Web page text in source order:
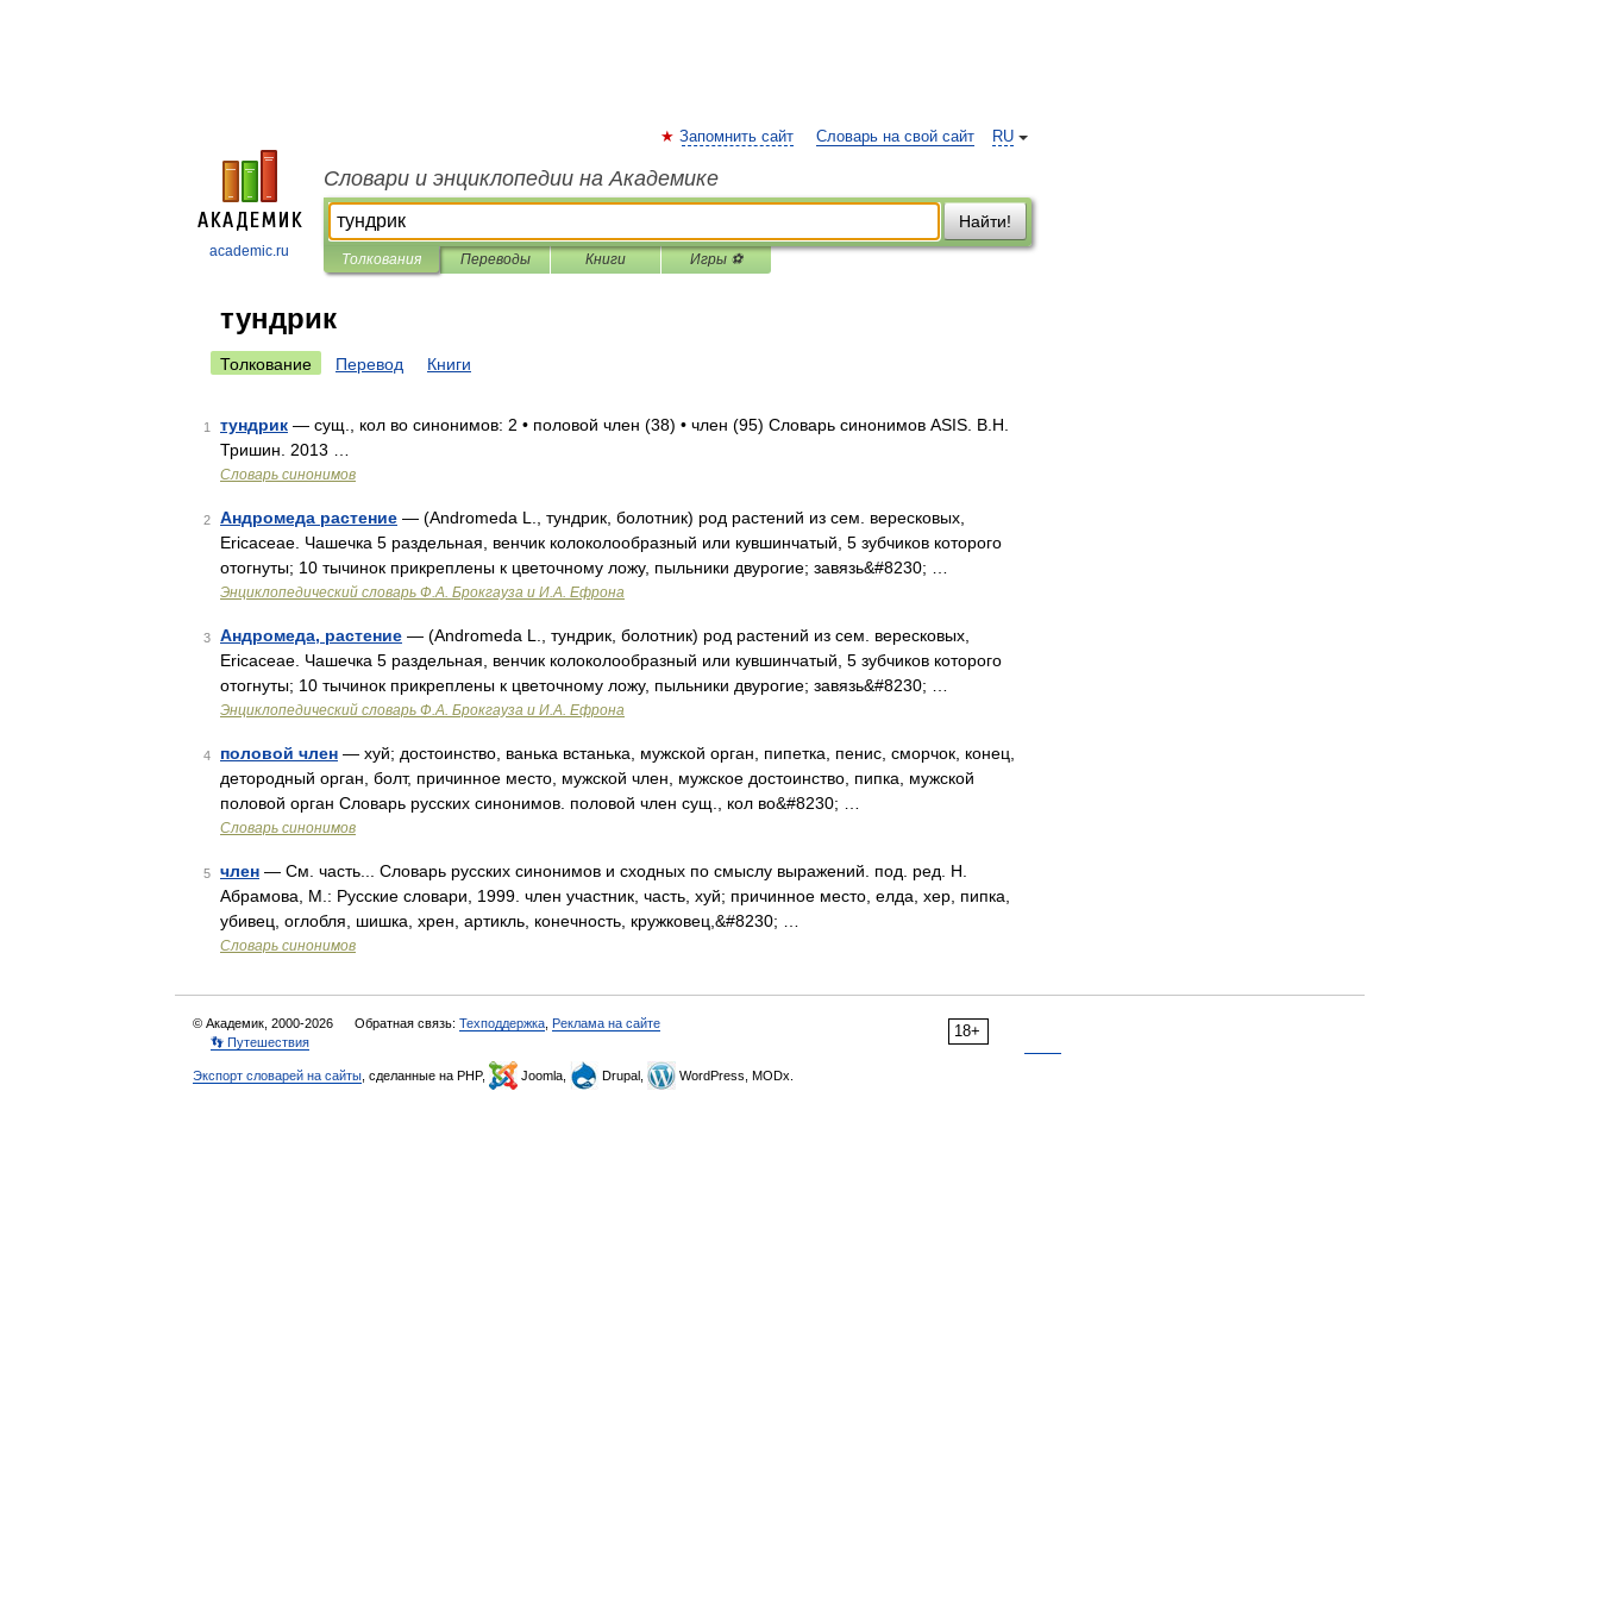
academic.ru
RU
Запомнить сайт Словарь на свой сайт
Словари и энциклопедии на Академике
Найти!
Толкования Переводы Книги Игры ⚽
тундрик
Толкование Перевод Книги
1 тундрик — сущ., кол во синонимов: 2 • половой член (38) • член (95) Словарь синонимов ASIS. В.Н.
Тришин. 2013 …
Словарь синонимов
2 Андромеда растение — (Andromeda L., тундрик, болотник) род растений из сем. вересковых,
Ericaceae. Чашечка 5 раздельная, венчик колоколообразный или кувшинчатый, 5 зубчиков которого
отогнуты; 10 тычинок прикреплены к цветочному ложу, пыльники двурогие; завязь&#8230; …
Энциклопедический словарь Ф.А. Брокгауза и И.А. Ефрона
3 Андромеда, растение — (Andromeda L., тундрик, болотник) род растений из сем. вересковых,
Ericaceae. Чашечка 5 раздельная, венчик колоколообразный или кувшинчатый, 5 зубчиков которого
отогнуты; 10 тычинок прикреплены к цветочному ложу, пыльники двурогие; завязь&#8230; …
Энциклопедический словарь Ф.А. Брокгауза и И.А. Ефрона
4 половой член — хуй; достоинство, ванька встанька, мужской орган, пипетка, пенис, сморчок, конец,
детородный орган, болт, причинное место, мужской член, мужское достоинство, пипка, мужской
половой орган Словарь русских синонимов. половой член сущ., кол во&#8230; …
Словарь синонимов
5 член — См. часть... Словарь русских синонимов и сходных по смыслу выражений. под. ред. Н.
Абрамова, М.: Русские словари, 1999. член участник, часть, хуй; причинное место, елда, хер, пипка,
убивец, оглобля, шишка, хрен, артикль, конечность, кружковец,&#8230; …
Словарь синонимов
18+
© Академик, 2000-2026 Обратная связь: Техподдержка Реклама на сайте
👣 Путешествия
Экспорт словарей на сайты , сделанные на PHP, Joomla, Drupal, WordPress, MODx.